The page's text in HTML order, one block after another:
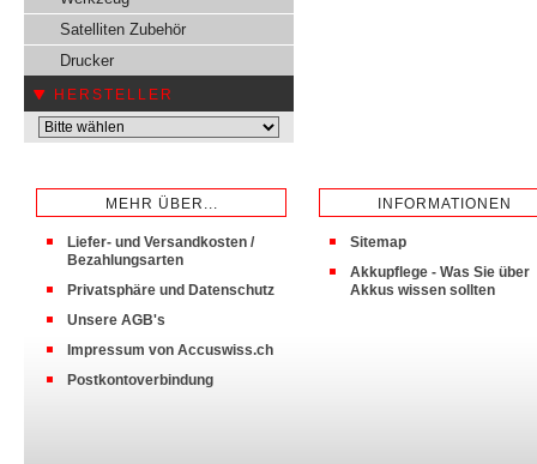
Satelliten Zubehör
Drucker
HERSTELLER
MEHR ÜBER...
Liefer- und Versandkosten /
Bezahlungsarten
Privatsphäre und Datenschutz
Unsere AGB's
Impressum von Accuswiss.ch
Postkontoverbindung
INFORMATIONEN
Sitemap
Akkupflege - Was Sie über
Akkus wissen sollten